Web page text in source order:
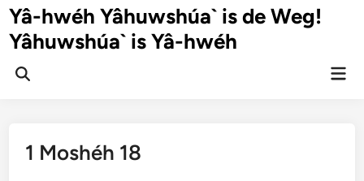
Ga
naar
inhoud
Yâ-hwéh Yâhuwshúa` is de Weg!
Yâhuwshúa` is Yâ-hwéh
Zoeken
1 Moshéh 18